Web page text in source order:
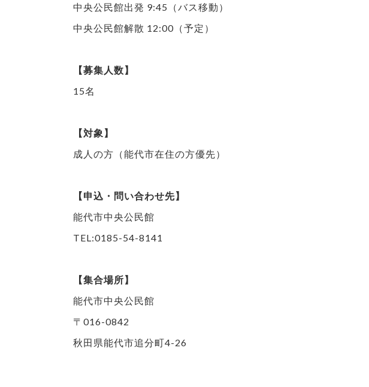
中央公民館出発 9:45（バス移動）
中央公民館解散 12:00（予定）
【募集人数】
15名
【対象】
成人の方（能代市在住の方優先）
【申込・問い合わせ先】
能代市中央公民館
TEL:0185-54-8141
【集合場所】
能代市中央公民館
〒016-0842
秋田県能代市追分町4-26